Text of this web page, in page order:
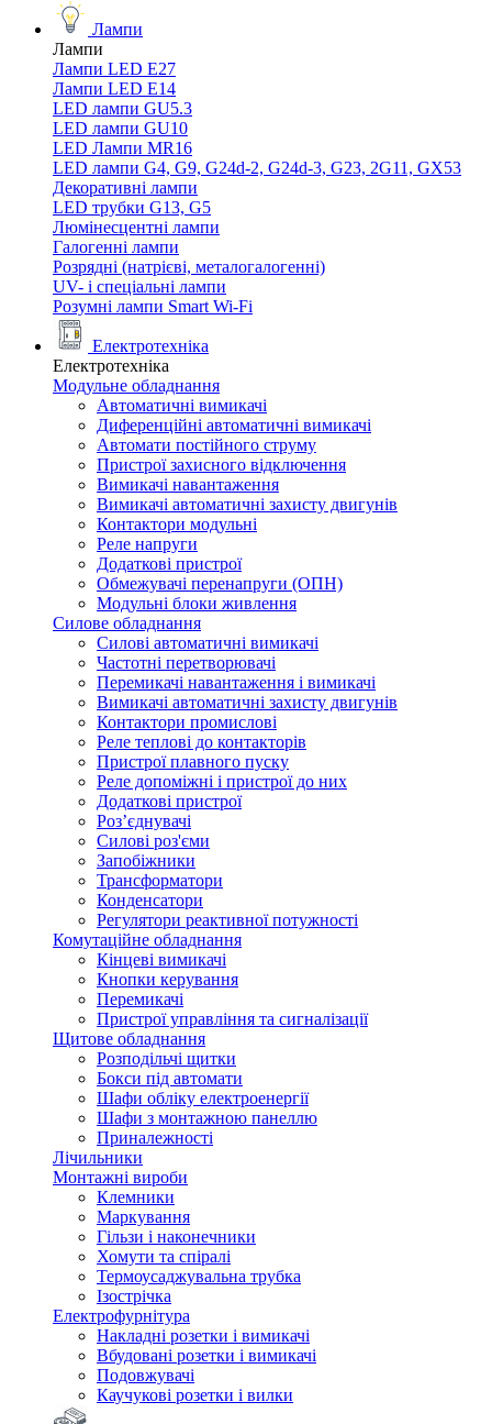
Лампи
Лампи
Лампи LED E27
Лампи LED Е14
LED лампи GU5.3
LED лампи GU10
LED Лампи MR16
LED лампи G4, G9, G24d-2, G24d-3, G23, 2G11, GX53
Декоративні лампи
LED трубки G13, G5
Люмінесцентні лампи
Галогенні лампи
Розрядні (натрієві, металогалогенні)
UV- і спеціальні лампи
Розумні лампи Smart Wi-Fi
Електротехніка
Електротехніка
Модульне обладнання
Автоматичні вимикачі
Диференційні автоматичні вимикачі
Автомати постійного струму
Пристрої захисного відключення
Вимикачі навантаження
Вимикачі автоматичні захисту двигунів
Контактори модульні
Реле напруги
Додаткові пристрої
Обмежувачі перенапруги (ОПН)
Модульні блоки живлення
Силове обладнання
Силові автоматичні вимикачі
Частотні перетворювачі
Перемикачі навантаження і вимикачі
Вимикачі автоматичні захисту двигунів
Контактори промислові
Реле теплові до контакторів
Пристрої плавного пуску
Реле допоміжні і пристрої до них
Додаткові пристрої
Роз’єднувачі
Силові роз'єми
Запобіжники
Трансформатори
Конденсатори
Регулятори реактивної потужності
Комутаційне обладнання
Кінцеві вимикачі
Кнопки керування
Перемикачі
Пристрої управління та сигналізації
Щитове обладнання
Розподільчі щитки
Бокси під автомати
Шафи обліку електроенергії
Шафи з монтажною панеллю
Приналежності
Лічильники
Монтажні вироби
Клемники
Маркування
Гільзи і наконечники
Хомути та спіралі
Термоусаджувальна трубка
Ізострічка
Електрофурнітура
Накладні розетки і вимикачі
Вбудовані розетки і вимикачі
Подовжувачі
Каучукові розетки і вилки